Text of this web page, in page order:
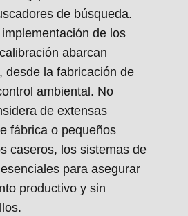
de búsqueda.
de los
abarcan
desde la fabricación de
ambiental. No
de extensas
fábrica o pequeños
caseros, los sistemas de
para asegurar
productivo y sin